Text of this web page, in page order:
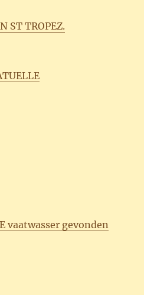
ST TROPEZ.
vaatwasser gevonden